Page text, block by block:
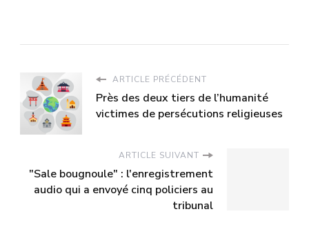
ARTICLE PRÉCÉDENT
Près des deux tiers de l’humanité
victimes de persécutions religieuses
ARTICLE SUIVANT
"Sale bougnoule" : l'enregistrement
audio qui a envoyé cinq policiers au
tribunal